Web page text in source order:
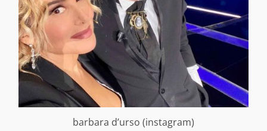
barbara d’urso (instagram)